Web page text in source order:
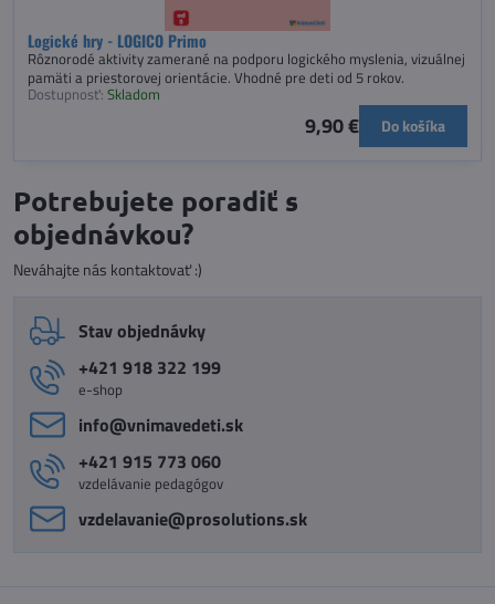
Logické hry - LOGICO Primo
Rôznorodé aktivity zamerané na podporu logického myslenia, vizuálnej
pamäti a priestorovej orientácie. Vhodné pre deti od 5 rokov.
Dostupnosť: Skladom
9,90 € Do košíka
Potrebujete poradiť s
objednávkou?
Neváhajte nás kontaktovať :)
Stav objednávky
+421 918 322 199
e-shop
info​@vnimavedeti​.sk
+421 915 773 060
vzdelávanie pedagógov
vzdelavanie​@prosolutions​.sk